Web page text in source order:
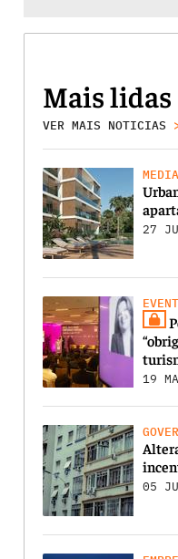
Mais lidas
VER MAIS NOTICIAS
27
19
05